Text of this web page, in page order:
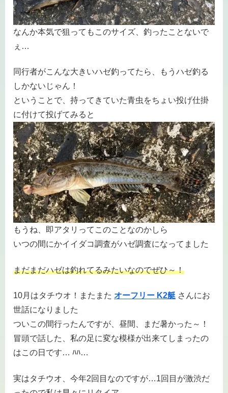
なんか本気で狙ってもこのサイズ、釣ったことないで
ぇ…
同行者がこんな大きいハゼ釣ってたら、もうハゼ釣る
しかないじゃん！
ということで、持ってきていた青虫をちょい投げ仕掛
に付けて投げてみると
もうね、即アタリってこのことなのかしら
いつの間にかイイダコ調査がハゼ調査になってました
まだまだハゼは釣れてるみたいなのでぜひ～！
10月はタチウオ！またまた オーフリー K2艇 さんにお
世話になりました
ついこの間行ったんですが、昼間、まだ暑かった～！
冒頭で話した、私の足に変な模様が出来てしまったの
はこの日です… ﾊﾊ…
実はタチウオ、今年2回目なのですが…1回目が激渋だ